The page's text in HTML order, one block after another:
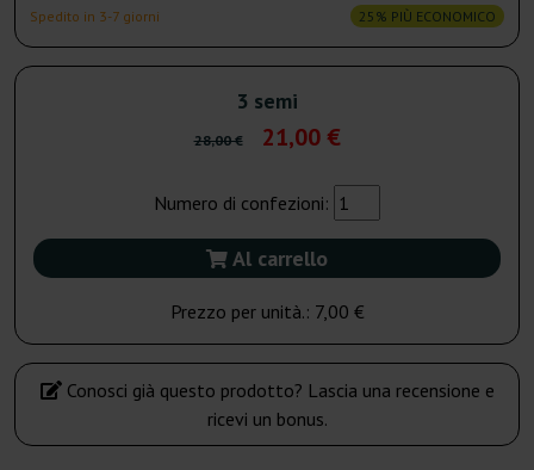
Spedito in 3-7 giorni 25% PIÙ ECONOMICO
3 semi
28,00 € 21,00 €
Numero di confezioni:
Al carrello
Prezzo per unità.: 7,00 €
Conosci già questo prodotto? Lascia una recensione e
ricevi un bonus.